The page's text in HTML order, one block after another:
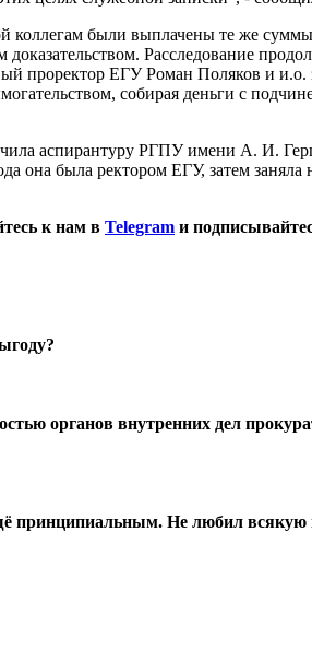
коллегам были выплачены те же
Расследование
проректор ЕГУ Роман Поляков и и.о.
собирая деньги с
аспирантуру РГПУ имени А. И.
она была ректором ЕГУ, затем
к нам в Telegram и
органов внутренних дел
Не любил всякую